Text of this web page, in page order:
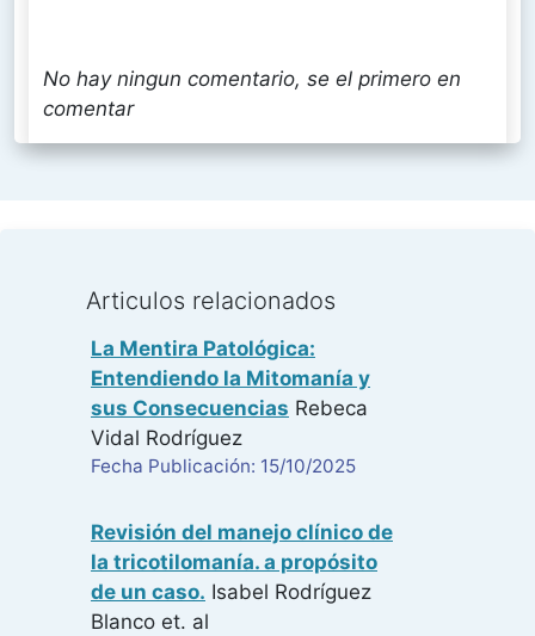
No hay ningun comentario, se el primero en
comentar
Articulos relacionados
La Mentira Patológica:
Entendiendo la Mitomanía y
sus Consecuencias Rebeca
Vidal Rodríguez
Fecha Publicación: 15/10/2025
Revisión del manejo clínico de
la tricotilomanía. a propósito
de un caso. Isabel Rodríguez
Blanco et. al